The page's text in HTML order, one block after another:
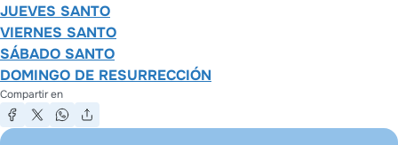
JUEVES SANTO
VIERNES SANTO
SÁBADO SANTO
DOMINGO DE RESURRECCIÓN
Compartir en